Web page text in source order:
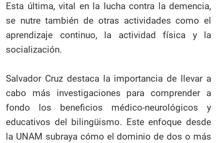
Esta última, vital en la lucha contra la demencia,
se nutre también de otras actividades como el
aprendizaje continuo, la actividad física y la
socialización.
Salvador Cruz destaca la importancia de llevar a
cabo más investigaciones para comprender a
fondo los beneficios médico-neurológicos y
educativos del bilingüismo. Este enfoque desde
la UNAM subraya cómo el dominio de dos o más